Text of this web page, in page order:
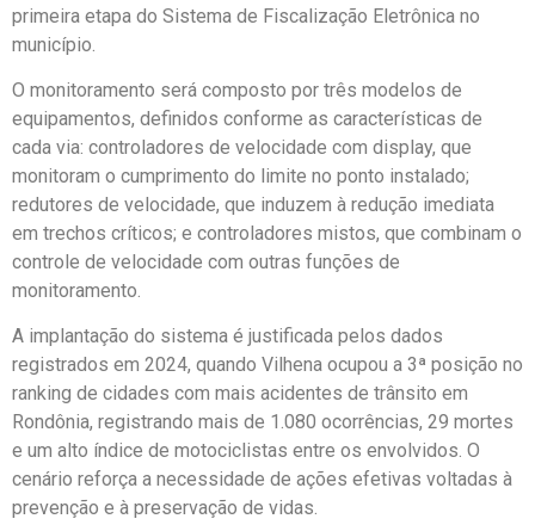
primeira etapa do Sistema de Fiscalização Eletrônica no
município.
O monitoramento será composto por três modelos de
equipamentos, definidos conforme as características de
cada via: controladores de velocidade com display, que
monitoram o cumprimento do limite no ponto instalado;
redutores de velocidade, que induzem à redução imediata
em trechos críticos; e controladores mistos, que combinam o
controle de velocidade com outras funções de
monitoramento.
A implantação do sistema é justificada pelos dados
registrados em 2024, quando Vilhena ocupou a 3ª posição no
ranking de cidades com mais acidentes de trânsito em
Rondônia, registrando mais de 1.080 ocorrências, 29 mortes
e um alto índice de motociclistas entre os envolvidos. O
cenário reforça a necessidade de ações efetivas voltadas à
prevenção e à preservação de vidas.